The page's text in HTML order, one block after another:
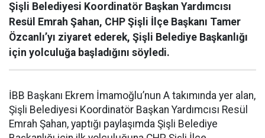
Şişli Belediyesi Koordinatör Başkan Yardımcısı
Resül Emrah Şahan, CHP Şişli İlçe Başkanı Tamer
Özcanlı’yı ziyaret ederek, Şişli Belediye Başkanlığı
için yolculuğa başladığını söyledi.
İBB Başkanı Ekrem İmamoğlu’nun A takımında yer alan,
Şişli Belediyesi Koordinatör Başkan Yardımcısı Resül
Emrah Şahan, yaptığı paylaşımda Şişli Belediye